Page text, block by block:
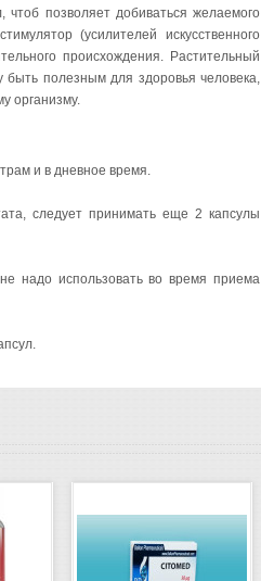
позволяет добиваться желаемого
(усилителей искусственного
происхождения. Растительный
быть полезным для здоровья человека,
организму.
и в дневное время.
следует принимать еще 2 капсулы
надо использовать во время приема